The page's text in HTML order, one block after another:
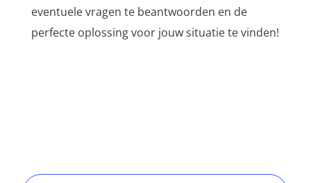
eventuele vragen te beantwoorden en de
perfecte oplossing voor jouw situatie te vinden!